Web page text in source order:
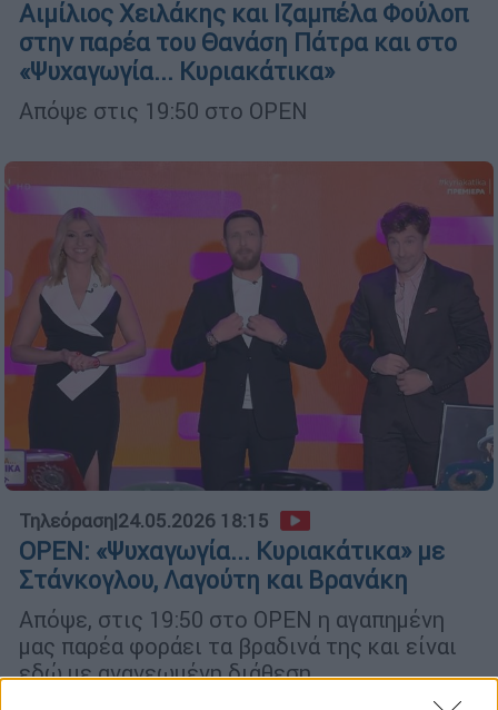
Αιμίλιος Χειλάκης και Ιζαμπέλα Φούλοπ
στην παρέα του Θανάση Πάτρα και στο
«Ψυχαγωγία... Κυριακάτικα»
Απόψε στις 19:50 στο OPEN
Τηλεόραση|24.05.2026 18:15
OPEN: «Ψυχαγωγία... Κυριακάτικα» με
Στάνκογλου, Λαγούτη και Βρανάκη
Απόψε, στις 19:50 στο OPEN η αγαπημένη
μας παρέα φοράει τα βραδινά της και είναι
εδώ με ανανεωμένη διάθεση